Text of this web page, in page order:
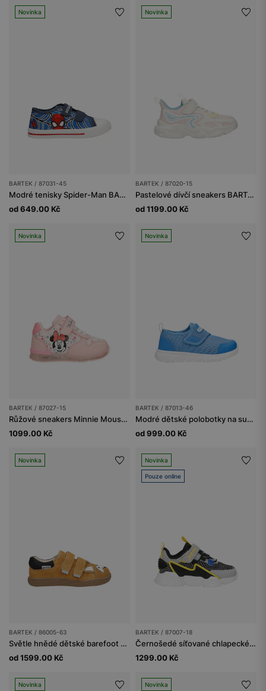
Novinka
BARTEK / 87031-45
Modré tenisky Spider-Man BARTEK 87031-45
od 649.00 Kč
Novinka
BARTEK / 87020-15
Pastelové dívčí sneakers BARTEK 87020-15
od 1199.00 Kč
Novinka
BARTEK / 87027-15
Růžové sneakers Minnie Mouse se svítící podrážkou BARTEK 87027-15
1099.00 Kč
Novinka
BARTEK / 87013-46
Modré dětské polobotky na suchý zip BARTEK 87013-46
od 999.00 Kč
Novinka
BARTEK / 86005-63
Světle hnědé dětské barefoot boty s lišákem
od 1599.00 Kč
Novinka
Pouze online
BARTEK / 87007-18
Černošedé síťované chlapecké tenisky se žlutými prvky BARTEK 87007-18
1299.00 Kč
Novinka Novinka